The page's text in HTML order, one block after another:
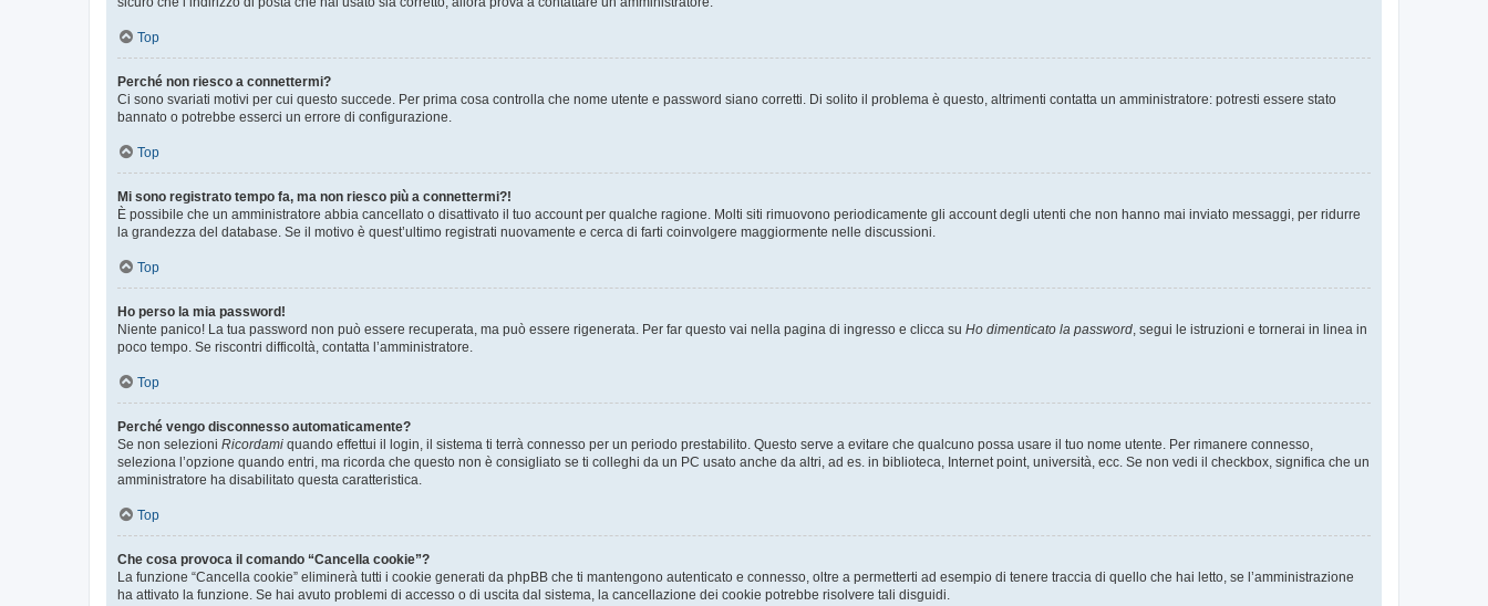
Top
Perché non riesco a connettermi?
Ci sono svariati motivi per cui questo succede. Per prima cosa controlla che nome utente e password siano corretti. Di solito il problema è questo, altrimenti contatta un amministratore: potresti essere stato
bannato o potrebbe esserci un errore di configurazione.
Top
Mi sono registrato tempo fa, ma non riesco più a connettermi?!
È possibile che un amministratore abbia cancellato o disattivato il tuo account per qualche ragione. Molti siti rimuovono periodicamente gli account degli utenti che non hanno mai inviato messaggi, per ridurre
la grandezza del database. Se il motivo è quest’ultimo registrati nuovamente e cerca di farti coinvolgere maggiormente nelle discussioni.
Top
Ho perso la mia password!
Niente panico! La tua password non può essere recuperata, ma può essere rigenerata. Per far questo vai nella pagina di ingresso e clicca su Ho dimenticato la password, segui le istruzioni e tornerai in linea in
poco tempo. Se riscontri difficoltà, contatta l’amministratore.
Top
Perché vengo disconnesso automaticamente?
Se non selezioni Ricordami quando effettui il login, il sistema ti terrà connesso per un periodo prestabilito. Questo serve a evitare che qualcuno possa usare il tuo nome utente. Per rimanere connesso,
seleziona l’opzione quando entri, ma ricorda che questo non è consigliato se ti colleghi da un PC usato anche da altri, ad es. in biblioteca, Internet point, università, ecc. Se non vedi il checkbox, significa che un
amministratore ha disabilitato questa caratteristica.
Top
Che cosa provoca il comando “Cancella cookie”?
La funzione “Cancella cookie” eliminerà tutti i cookie generati da phpBB che ti mantengono autenticato e connesso, oltre a permetterti ad esempio di tenere traccia di quello che hai letto, se l’amministrazione
ha attivato la funzione. Se hai avuto problemi di accesso o di uscita dal sistema, la cancellazione dei cookie potrebbe risolvere tali disguidi.